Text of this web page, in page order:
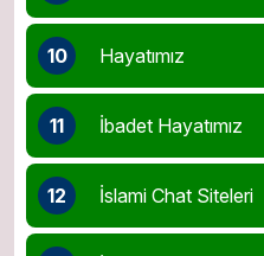
10 Hayatımız
11 İbadet Hayatımız
12 İslami Chat Siteleri